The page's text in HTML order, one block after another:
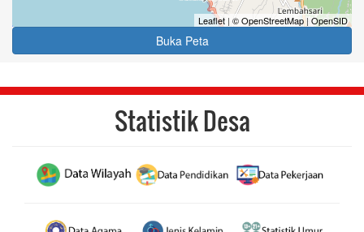
Leaflet | © OpenStreetMap| OpenSID
Buka Peta
Statistik Desa